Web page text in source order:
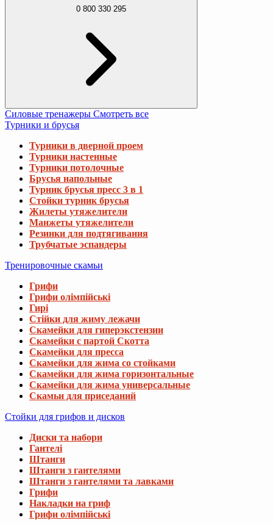
0 800 330 295
Силовые тренажеры Смотреть все
Турники и брусья
Турники в дверной проем
Турники настенные
Турники потолочные
Брусья напольные
Турник брусья пресс 3 в 1
Стойки турник брусья
Жилеты утяжелители
Манжеты утяжелители
Резинки для подтягивания
Трубчатые эспандеры
Тренировочные скамьи
Грифи
Грифи олімпійські
Гирі
Стійки для жиму лежачи
Скамейки для гиперэкстензии
Скамейки с партой Скотта
Скамейки для пресса
Скамейки для жима со стойками
Скамейки для жима горизонтальные
Скамейки для жима универсальные
Скамьи для приседаний
Стойки для грифов и дисков
Диски та набори
Гантелі
Штанги
Штанги з гантелями
Штанги з гантелями та лавками
Грифи
Накладки на гриф
Грифи олімпійські